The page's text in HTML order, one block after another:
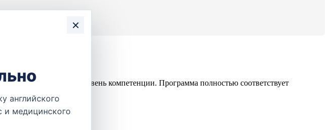
×
английского
и медицинского
и подтвердить свой уровень компетенции. Программа полностью соответствует